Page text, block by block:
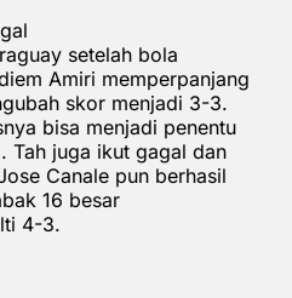
setelah bola
Amiri memperpanjang
skor menjadi 3-3.
bisa menjadi penentu
Tah juga ikut gagal dan
Canale pun berhasil
16 besar
4-3.